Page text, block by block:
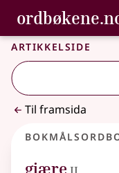
Gå til
Tilgjenge
Bokmålsordboka og
Artikkelside
Til framsida
gjære 2